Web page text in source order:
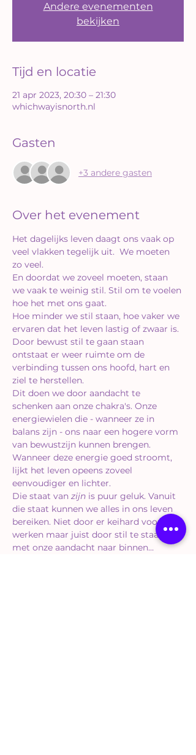
Andere evenementen
bekijken
Tijd en locatie
21 apr 2023, 20:30 – 21:30
whichwayisnorth.nl
Gasten
+3 andere gasten
Over het evenement
Het dagelijks leven daagt ons vaak op
veel vlakken tegelijk uit.  We moeten
zo veel.
En doordat we zoveel moeten, staan
we vaak te weinig stil. Stil om te voelen
hoe het met ons gaat.
Hoe minder we stil staan, hoe vaker we
ervaren dat het leven lastig of zwaar is.
Door bewust stil te gaan staan
ontstaat er weer ruimte om de
verbinding tussen ons hoofd, hart en
ziel te herstellen.
Dit doen we door aandacht te
schenken aan onze chakra's. Onze
energiewielen die - wanneer ze in
balans zijn - ons naar een hogere vorm
van bewustzijn kunnen brengen.
Wanneer deze energie goed stroomt,
lijkt het leven opeens zoveel
eenvoudiger en lichter.
Die staat van zijn is puur geluk. Vanuit
die staat kunnen we alles in ons leven
bereiken. Niet door er keihard voor te
werken maar juist door stil te staan en
met onze aandacht naar binnen…